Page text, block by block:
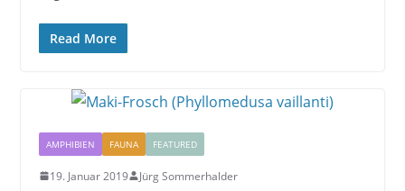
Read More
AMPHIBIEN FAUNA FEATURED
19. Januar 2019 Jürg Sommerhalder